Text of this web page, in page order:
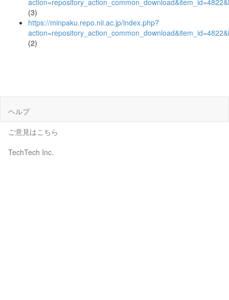
(3)
https://minpaku.repo.nii.ac.jp/index.php?
(2)
ヘルプ
ご意見はこちら
TechTech Inc.